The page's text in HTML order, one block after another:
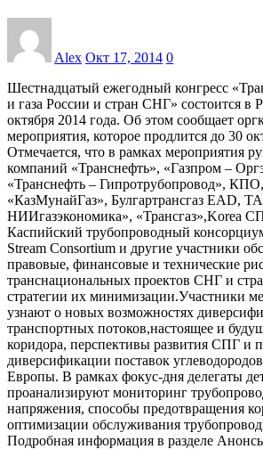
Alex Окт 17, 2014 0
Шестнадцатый ежегодный конгресс
и газа России и стран СНГ» состоится в
октября 2014 года. Об этом сообщает
мероприятия, которое продлится до 30
Отмечается, что в рамках мероприятия
компаний «Транснефть», «Газпром –
«Транснефть – Гипротрубопровод», КПО,
«КазМунайГаз», Булгартрансгаз EAD,
НИИгазэкономика», «Трансгаз»,Korea
Каспийский трубопроводный
Stream Consortium и другие участники
правовые, финансовые и технические
транснациональных проектов СНГ и
стратегии их минимизации.Участники
узнают о новых возможностях
транспортных потоков,настоящее и
коридора, перспективы развития СПГ и
диверсификации поставок
Европы. В рамках фокус-дня делегаты
проанализируют мониторинг
напряжения, способы предотвращения
оптимизации обслуживания
Подробная информация в разделе